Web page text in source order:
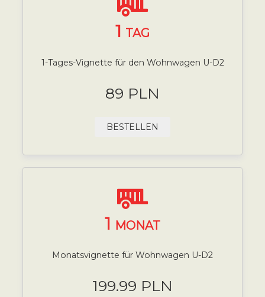
1 TAG
1-Tages-Vignette für den Wohnwagen U-D2
89 PLN
BESTELLEN
1 MONAT
Monatsvignette für Wohnwagen U-D2
199.99 PLN